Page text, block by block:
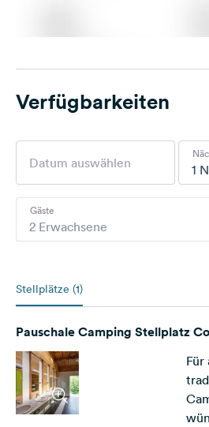
Verfügbarkeiten
1
2 Erwachsene
Gäste
Stellplätze (1)
Pauschale Camping Stellplatz
Für